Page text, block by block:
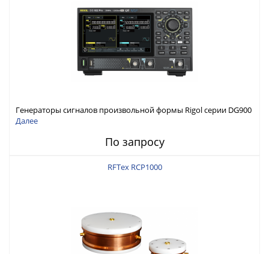
Генераторы сигналов произвольной формы Rigol серии DG900
Pro с максимальной частотой 200 МГц
Далее
По запросу
RFTex RCP1000